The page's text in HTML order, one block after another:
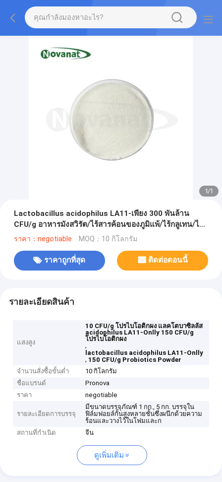
1/1
Lactobacillus acidophilus LA11-เพียง 300 พันล้าน
CFU/g อาหารมังสวิรัต/ไร้สารค้อนของภูมิแพ้/ไร้กลูเทน/ไร้
น้ํานม
ราคา：negotiable MOQ：10 กิโลกรัม
ราคาถูกที่สุด ติดต่อตอนนี้
รายละเอียดสินค้า
แสงสูง
10 CFU/g โปรไบโอติกผง แลคโตบาซิลลัส
acidophilus LA11-Onlly 150 CFU/g
โปรไบโอติกผง
,
lactobacillus acidophilus LA11-Onlly
, 150 CFU/g Probiotics Powder
จำนวนสั่งซื้อขั้นต่ำ
10 กิโลกรัม
ชื่อแบรนด์
Pronova
ราคา
negotiable
รายละเอียดการบรรจุ
มีขนาดบรรจุภัณฑ์ 1 กก., 5 กก. บรรจุใน
ฟิล์มฟอยล์กั้นสูงหลายชั้นซึ่งผนึกด้วยความ
ร้อนและวางไว้ในโฟมและก
สถานที่กำเนิด
จีน
ดูเพิ่มเติม